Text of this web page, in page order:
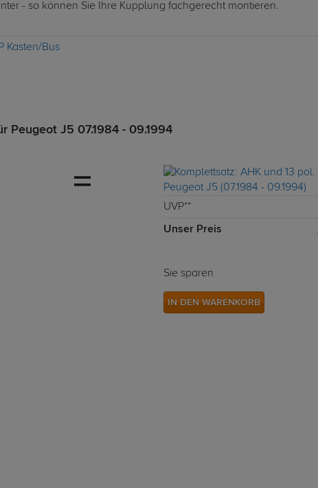
- so können Sie Ihre Kupplung fachgerecht montieren.
Kasten/Bus
Peugeot J5 07.1984 - 09.1994
UVP**
Unser Preis
Sie sparen
IN DEN WARENKORB